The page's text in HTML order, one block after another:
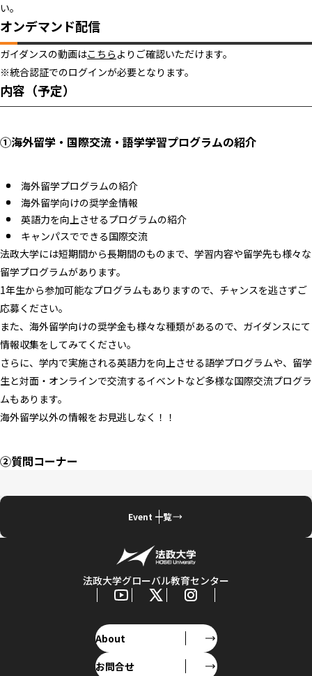
い。
オンデマンド配信
ガイダンスの動画はこちら よりご確認いただけます。
※統合認証でのログインが必要となります。
内容（予定）
①海外留学・国際交流・語学学習プログラムの紹介
海外留学プログラムの紹介
海外留学向けの奨学金情報
英語力を向上させるプログラムの紹介
キャンパスでできる国際交流
法政大学には短期間から長期間のものまで、学習内容や留学先も様々な
留学プログラムがあります。
1年生から参加可能なプログラムもありますので、チャンスを逃さずご
応募ください。
また、海外留学向けの奨学金も様々な種類があるので、ガイダンスにて
情報収集をしてみてください。
さらに、学内で実施される英語力を向上させる語学プログラムや、留学
生と対面・オンラインで交流するイベントなど多様な国際交流プログラ
ムもあります。
海外留学以外の情報をお見逃しなく！！
②質問コーナー
Event 一覧
法政大学グローバル教育センター
About
お問合せ